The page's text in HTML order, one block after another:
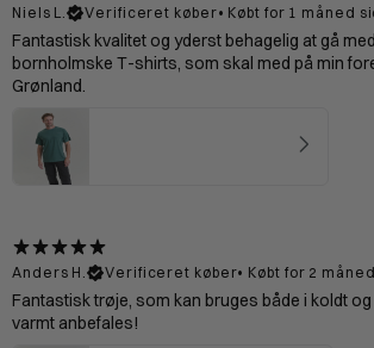
Niels L.
Verificeret køber• Købt for 1 måned
Fantastisk kvalitet og yderst behagelig at gå
bornholmske T-shirts, som skal med på min
Grønland.
Anders H.
Verificeret køber• Købt for 2
Fantastisk trøje, som kan bruges både i koldt og
varmt anbefales!